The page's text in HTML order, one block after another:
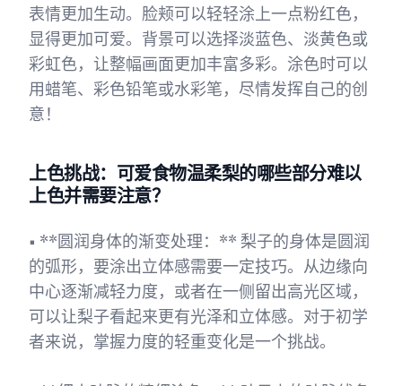
表情更加生动。脸颊可以轻轻涂上一点粉红色，
显得更加可爱。背景可以选择淡蓝色、淡黄色或
彩虹色，让整幅画面更加丰富多彩。涂色时可以
用蜡笔、彩色铅笔或水彩笔，尽情发挥自己的创
意！
上色挑战：可爱食物温柔梨的哪些部分难以
上色并需要注意？
• **圆润身体的渐变处理：** 梨子的身体是圆润
的弧形，要涂出立体感需要一定技巧。从边缘向
中心逐渐减轻力度，或者在一侧留出高光区域，
可以让梨子看起来更有光泽和立体感。对于初学
者来说，掌握力度的轻重变化是一个挑战。